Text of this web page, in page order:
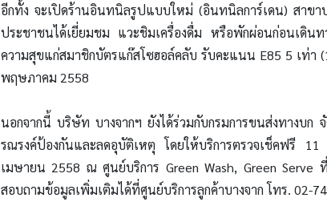
อีกทั้ง จะเปิดร้านอินทนิลรูปแบบใหม่ (อินทนิลการ์เดน) สาข
ประชาชนได้เยี่ยมชม แวะชิมเครื่องดื่ม หรือพักผ่อนก่อนเดินท
ความสุขแก่สมาชิกบัตรแก๊สโซฮอล์คลับ รับคะแนน E85 5 เท่า
พฤษภาคม 2558
นอกจากนี้ บริษัท บางจากฯ ยังได้ร่วมกับกรมการขนส่งทางบก
รณรงค์ป้องกันและลดอุบัติเหตุ โดยให้บริการตรวจเช็คฟรี
เมษายน 2558 ณ ศูนย์บริการ Green Wash, Green Serve
สอบถามข้อมูลเพิ่มเติมได้ที่ศูนย์บริการลูกค้าบางจาก โทร. 02-